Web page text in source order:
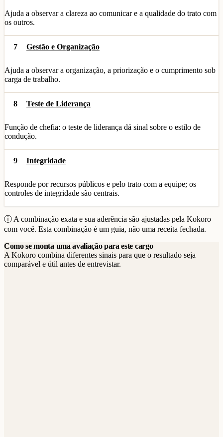
Ajuda a observar a clareza ao comunicar e a qualidade do trato com
os outros.
7 Gestão e Organização
Ajuda a observar a organização, a priorização e o cumprimento sob
carga de trabalho.
8 Teste de Liderança
Função de chefia: o teste de liderança dá sinal sobre o estilo de
condução.
9 Integridade
Responde por recursos públicos e pelo trato com a equipe; os
controles de integridade são centrais.
ⓘ A combinação exata e sua aderência são ajustadas pela Kokoro
com você. Esta combinação é um guia, não uma receita fechada.
Como se monta uma avaliação para este cargo
A Kokoro combina diferentes sinais para que o resultado seja
comparável e útil antes de entrevistar.